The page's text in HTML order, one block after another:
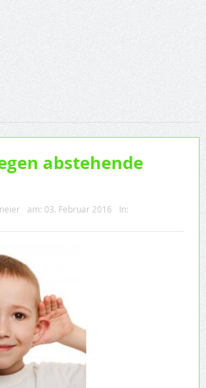
abstehende
am: 03. Februar 2016
In: